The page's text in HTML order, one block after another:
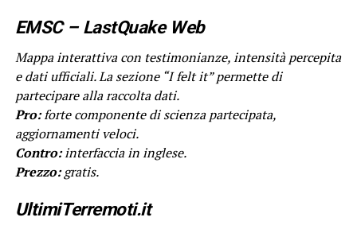
EMSC – LastQuake Web
Mappa interattiva con testimonianze, intensità percepita
e dati ufficiali. La sezione “I felt it” permette di
partecipare alla raccolta dati.
Pro:forte componente di scienza partecipata,
aggiornamenti veloci.
Contro:interfaccia in inglese.
Prezzo:gratis.
UltimiTerremoti.it